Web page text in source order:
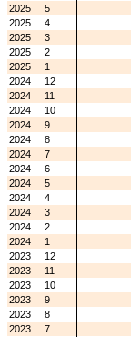
2025
5
2025
4
2025
3
2025
2
2025
1
2024
12
2024
11
2024
10
2024
9
2024
8
2024
7
2024
6
2024
5
2024
4
2024
3
2024
2
2024
1
2023
12
2023
11
2023
10
2023
9
2023
8
2023
7